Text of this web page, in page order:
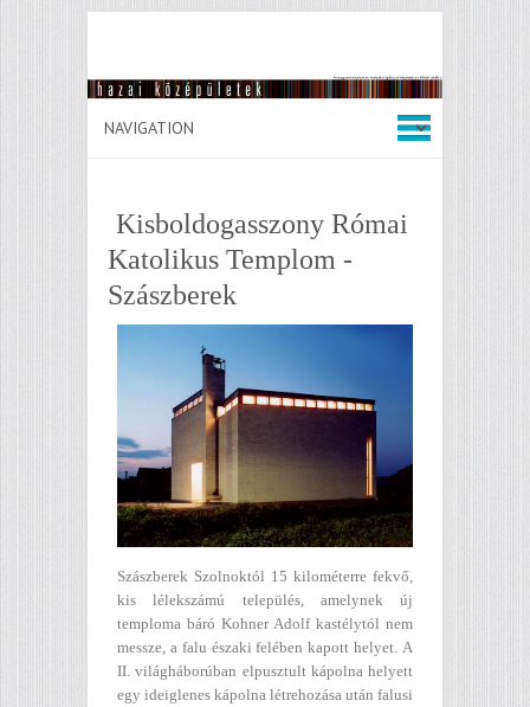
Kisboldogasszony Római
Katolikus Templom -
Szászberek
Szászberek Szolnoktól 15 kilométerre fekvő,
kis lélekszámú település, amelynek új
temploma báró Kohner Adolf kastélytól nem
messze, a falu északi felében kapott helyet. A
II. világháborúban elpusztult kápolna helyett
egy ideiglenes kápolna létrehozása után falusi